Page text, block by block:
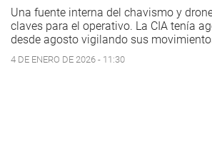
Una fuente interna del chavismo y
claves para el operativo. La CIA tenía
desde agosto vigilando sus
4 DE ENERO DE 2026 - 11:30